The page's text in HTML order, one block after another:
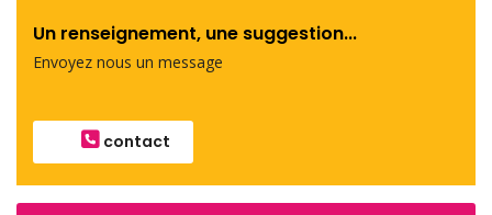
Un renseignement, une suggestion...
Envoyez nous un message
contact